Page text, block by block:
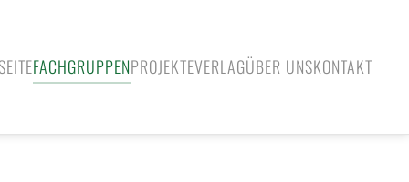
FACHGRUPPENPROJEKTEVERLAGÜBER UNSKONTAKT